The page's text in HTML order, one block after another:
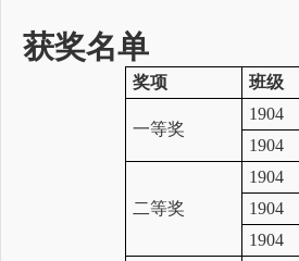
获奖名单
奖项 班级
一等奖
1904
1904
二等奖
1904
1904
1904